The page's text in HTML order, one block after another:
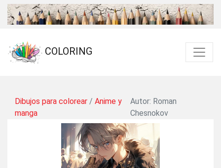
COLORING
Dibujos para colorear / Anime y
manga
Autor: Roman
Chesnokov